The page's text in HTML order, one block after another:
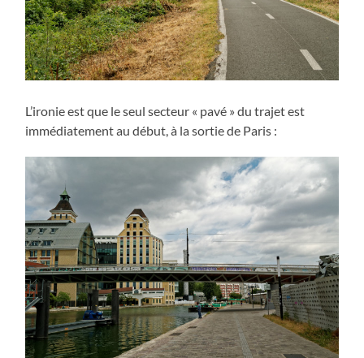
L’ironie est que le seul secteur « pavé » du trajet est
immédiatement au début, à la sortie de Paris :